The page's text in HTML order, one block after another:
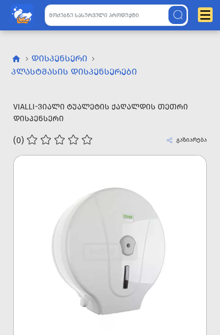
ᲓᲘᲡᲞᲔᲜᲡᲔᲠᲘ
ᲞᲚᲐᲡᲢᲛᲐᲡᲘᲡ ᲓᲘᲡᲞᲔᲜᲡᲔᲠᲔᲑᲘ
VIALLI-ᲕᲘᲐᲚᲘ ᲢᲣᲐᲚᲔᲢᲘᲡ ᲥᲐᲦᲐᲚᲓᲘᲡ ᲗᲔᲗᲠᲘ
ᲓᲘᲡᲞᲔᲜᲡᲔᲠᲘ
(0) გაზიარება